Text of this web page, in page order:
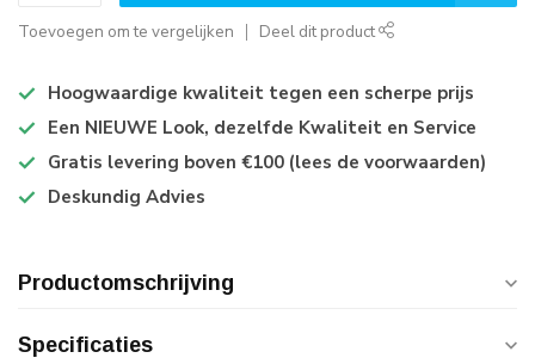
Toevoegen om te vergelijken Deel dit product
Hoogwaardige kwaliteit tegen een scherpe prijs
Een NIEUWE Look, dezelfde Kwaliteit en Service
Gratis levering boven €100 (lees de voorwaarden)
Deskundig Advies
Productomschrijving
Specificaties